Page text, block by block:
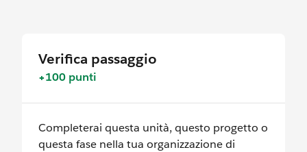
Verifica passaggio
+100 punti
Completerai questa unità, questo progetto o
questa fase nella tua organizzazione di